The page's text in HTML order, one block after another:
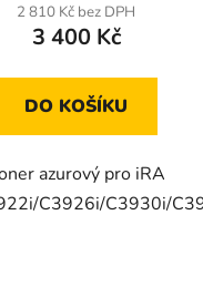
2 810 Kč bez DPH
3 400 Kč
DO KOŠÍKU
azurový pro iRA
C3926i/C3930i/